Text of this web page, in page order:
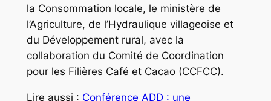
la Consommation locale, le ministère de
l’Agriculture, de l’Hydraulique villageoise et
du Développement rural, avec la
collaboration du Comité de Coordination
pour les Filières Café et Cacao (CCFCC).
Lire aussi : Conférence ADD : une